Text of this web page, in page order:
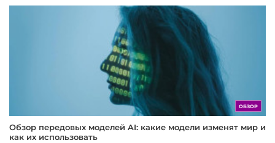
ОБЗОР
Обзор передовых моделей AI: какие модели изменят мир и
как их использовать